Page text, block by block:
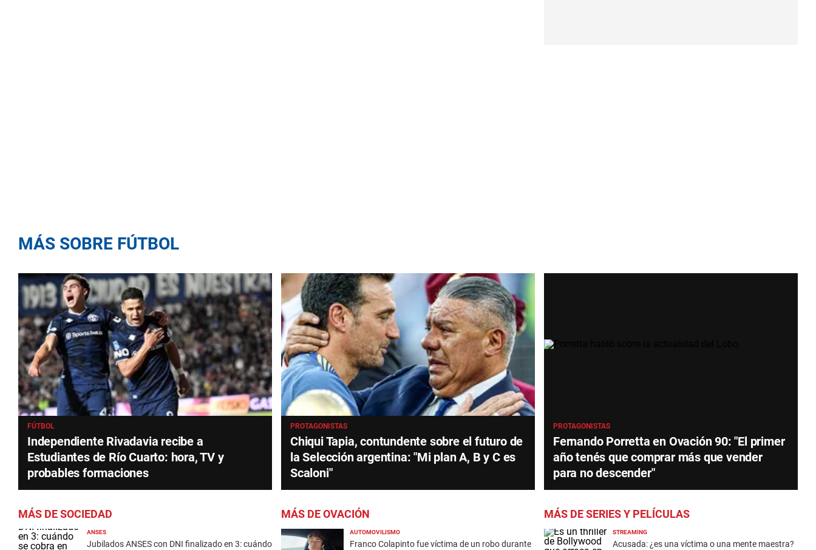
MÁS SOBRE FÚTBOL
FÚTBOL
Independiente Rivadavia recibe a
Estudiantes de Río Cuarto: hora, TV y
probables formaciones
PROTAGONISTAS
Chiqui Tapia, contundente sobre el futuro de
la Selección argentina: "Mi plan A, B y C es
Scaloni"
PROTAGONISTAS
Fernando Porretta en Ovación 90: "El primer
año tenés que comprar más que vender
para no descender"
MÁS DE SOCIEDAD
ANSES
Jubilados ANSES con DNI finalizado en 3: cuándo
MÁS DE OVACIÓN
AUTOMOVILISMO
Franco Colapinto fue víctima de un robo durante
MÁS DE SERIES Y PELÍCULAS
STREAMING
Acusada: ¿es una víctima o una mente maestra?